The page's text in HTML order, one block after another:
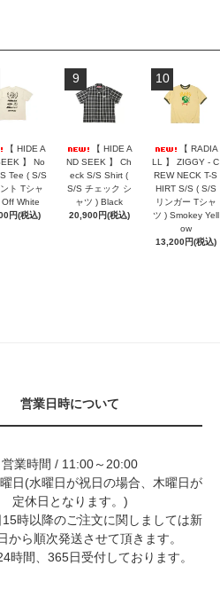
【 HIDE A
】 No
Tee ( S/S
ト Tシャ
Off White
円(税込)
9
【 HIDE A
ND SEEK 】 Ch
eck S/S Shirt (
S/S チェック シ
ャツ ) Black
20,900円(税込)
10
【 RADIA
LL 】 ZIGGY - C
REW NECK T-S
HIRT S/S ( S/S
リンガー Tシャ
ツ ) Smokey Yell
ow
13,200円(税込)
営業日時について
営業時間 / 11:00～20:00
日(水曜日が祝日の場合、木曜日が
定休日となります。)
時以降のご注文に関しましては新
から順次発送させて頂きます。
時間、365日受付しております。